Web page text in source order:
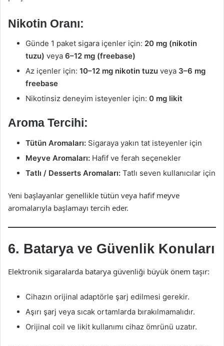
Nikotin Oranı:
Günde 1 paket sigara içenler için: 20 mg (nikotin
tuzu) veya 6–12 mg (freebase)
Az içenler için: 10–12 mg nikotin tuzu veya 3–6 mg
freebase
Nikotinsiz deneyim isteyenler için: 0 mg likit
Aroma Tercihi:
Tütün Aromaları: Sigaraya yakın tat isteyenler için
Meyve Aromaları: Hafif ve ferah seçenekler
Tatlı / Desserts Aromaları: Tatlı seven kullanıcılar için
Yeni başlayanlar genellikle tütün veya hafif meyve
aromalarıyla başlamayı tercih eder.
6. Batarya ve Güvenlik Konuları
Elektronik sigaralarda batarya güvenliği büyük önem taşır:
Cihazın orijinal adaptörle şarj edilmesi gerekir.
Aşırı şarj veya sıcak ortamlarda bırakılmamalıdır.
Orijinal coil ve likit kullanımı cihaz ömrünü uzatır.